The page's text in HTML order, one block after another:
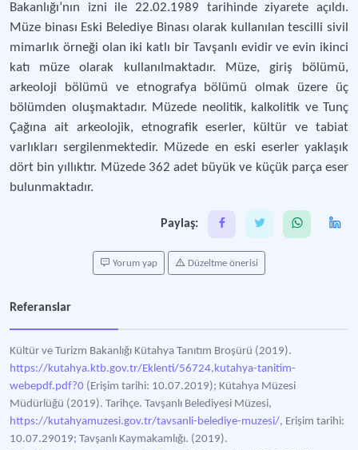
Bakanlığı’nın izni ile 22.02.1989 tarihinde ziyarete açıldı.
Müze binası Eski Belediye Binası olarak kullanılan tescilli sivil
mimarlık örneği olan iki katlı bir Tavşanlı evidir ve evin ikinci
katı müze olarak kullanılmaktadır. Müze, giriş bölümü,
arkeoloji bölümü ve etnografya bölümü olmak üzere üç
bölümden oluşmaktadır. Müzede neolitik, kalkolitik ve Tunç
Çağına ait arkeolojik, etnografik eserler, kültür ve tabiat
varlıkları sergilenmektedir. Müzede en eski eserler yaklaşık
dört bin yıllıktır. Müzede 362 adet büyük ve küçük parça eser
bulunmaktadır.
Paylaş:
Yorum yap Düzeltme önerisi
Referanslar
Kültür ve Turizm Bakanlığı Kütahya Tanıtım Broşürü (2019).
https://kutahya.ktb.gov.tr/Eklenti/56724,kutahya-tanitim-
webepdf.pdf?0 (Erişim tarihi: 10.07.2019); Kütahya Müzesi
Müdürlüğü (2019). Tarihçe. Tavşanlı Belediyesi Müzesi,
https://kutahyamuzesi.gov.tr/tavsanli-belediye-muzesi/, Erişim tarihi:
10.07.29019; Tavşanlı Kaymakamlığı. (2019).